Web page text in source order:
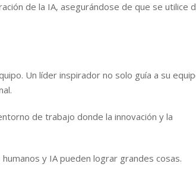
de la IA, asegurándose de que se utilice
Un líder inspirador no solo guía a su
de trabajo donde la innovación y la
y IA pueden lograr grandes cosas.